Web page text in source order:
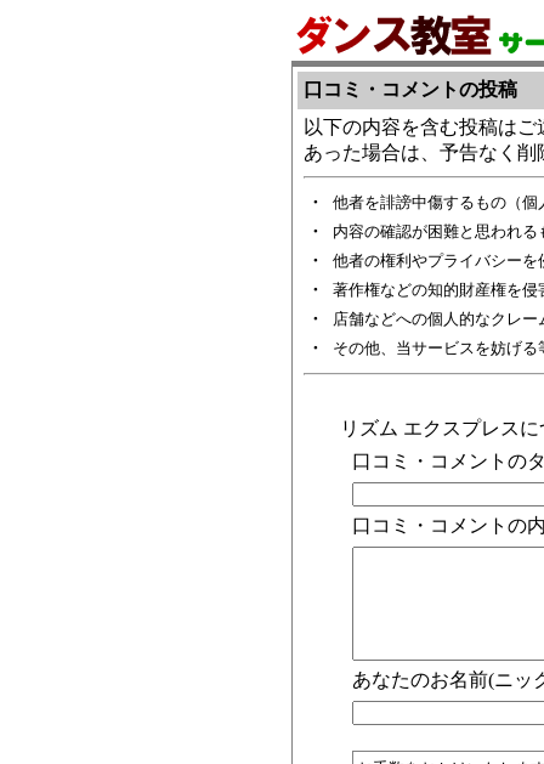
口コミ・コメントの投稿
以下の内容を含む投稿は
あった場合は、予告なく削
・
他者を誹謗中傷するもの（
・
内容の確認が困難と思われ
・
他者の権利やプライバシーを
・
著作権などの知的財産権を侵
・
店舗などへの個人的なクレ
・
その他、当サービスを妨げ
リズム エクスプレス
口コミ・コメントの
口コミ・コメントの
あなたのお名前(ニッ